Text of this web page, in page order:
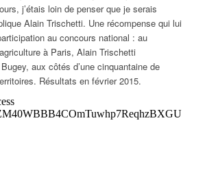
j’étais loin de penser que je serais
Alain Trischetti. Une récompense qui lui
au concours national : au
à Paris, Alain Trischetti
aux côtés d’une cinquantaine de
Résultats en février 2015.